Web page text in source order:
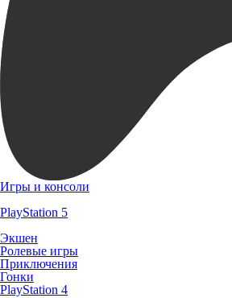
Игры и консоли
PlayStation 5
Экшен
Ролевые игры
Приключения
Гонки
PlayStation 4